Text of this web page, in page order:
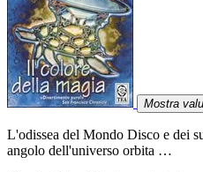
Mostra
L'odissea del Mondo Disco e dei
angolo dell'universo orbita …